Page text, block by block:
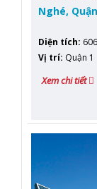
Nghé,
Diện tích:
Vị trí: Quận 1
Xem chi tiết